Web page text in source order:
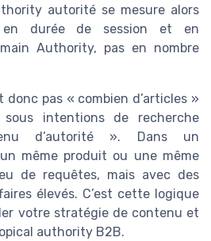
autorité se mesure alors
en durée de session et en
Authority, pas en nombre
donc pas « combien d’articles »
intentions de recherche
d’autorité ». Dans un
même produit ou une même
de requêtes, mais avec des
élevés. C’est cette logique
votre stratégie de contenu et
authority B2B.